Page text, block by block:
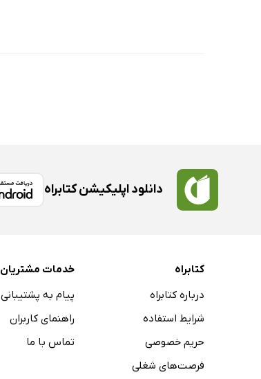
دانلود اپلیکیشن کتابراه
کتابراه
درباره کتابراه
شرایط استفاده
حریم خصوصی
فرصت‌های شغلی
خدمات مشتریان
پیام به پشتیبانی
راهنمای کاربران
تماس با ما